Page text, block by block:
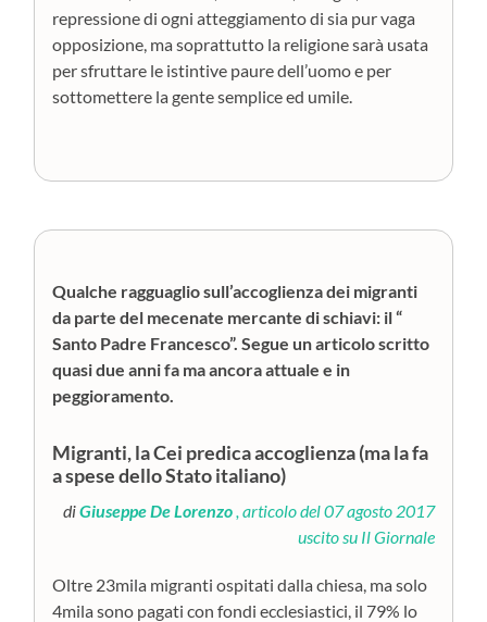
repressione di ogni atteggiamento di sia pur vaga
opposizione, ma soprattutto la religione sarà usata
per sfruttare le istintive paure dell’uomo e per
sottomettere la gente semplice ed umile.
Qualche ragguaglio sull’accoglienza dei migranti
da parte del mecenate mercante di schiavi: il “
Santo Padre Francesco”. Segue un articolo scritto
quasi due anni fa ma ancora attuale e in
peggioramento.
Migranti, la Cei predica accoglienza (ma la fa
a spese dello Stato italiano)
diGiuseppe De Lorenzo , articolo del 07 agosto 2017
uscito su Il Giornale
Oltre 23mila migranti ospitati dalla chiesa, ma solo
4mila sono pagati con fondi ecclesiastici, il 79% lo